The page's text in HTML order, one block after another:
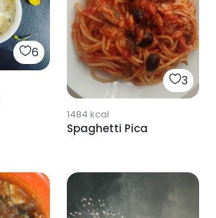
6
3
1484 kcal
Spaghetti Pica